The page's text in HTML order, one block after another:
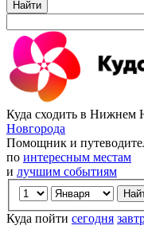
Найти
Куда сходить в Нижнем
Новгорода
Помощник и
по интересным местам
и лучшим событиям
Куда пойти сегодня